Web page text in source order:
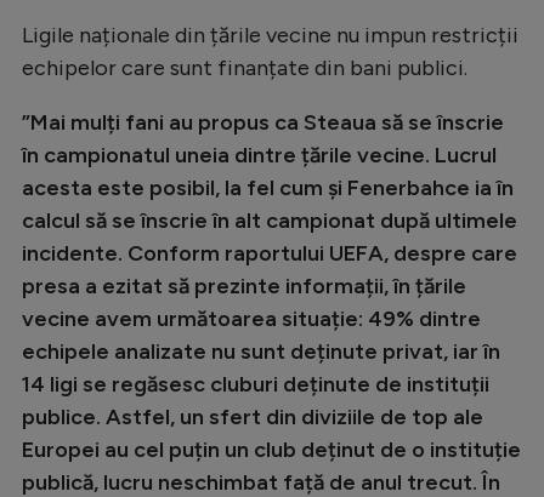
Ciclism
JO 2024
JO 2026
Intră în cont
Ligile naționale din țările vecine nu impun restricții
echipelor care sunt finanțate din bani publici.
”Mai mulți fani au propus ca Steaua să se înscrie
în campionatul uneia dintre țările vecine. Lucrul
acesta este posibil, la fel cum și Fenerbahce ia în
calcul să se înscrie în alt campionat după ultimele
incidente. Conform raportului UEFA, despre care
presa a ezitat să prezinte informații, în țările
vecine avem următoarea situație: 49% dintre
echipele analizate nu sunt deținute privat, iar în
14 ligi se regăsesc cluburi deținute de instituții
publice. Astfel, un sfert din diviziile de top ale
Europei au cel puțin un club deținut de o instituție
publică, lucru neschimbat față de anul trecut. În